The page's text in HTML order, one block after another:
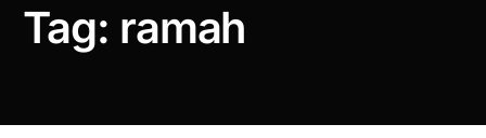
Tag: ramah